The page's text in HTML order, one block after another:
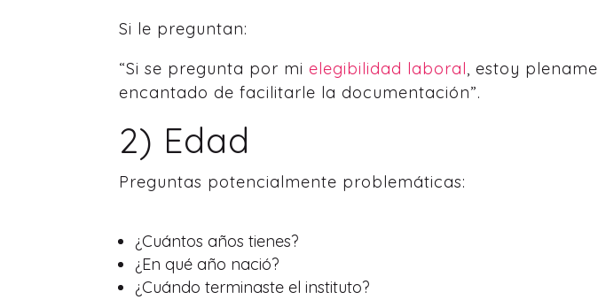
Si le preguntan:
“Si se pregunta por mi elegibilidad laboral, estoy
encantado de facilitarle la documentación”.
2) Edad
Preguntas potencialmente problemáticas:
¿Cuántos años tienes?
¿En qué año nació?
¿Cuándo terminaste el instituto?